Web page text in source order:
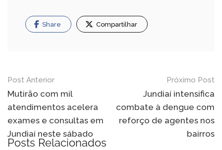
Share Compartilhar
Navegação
de
Post
Post Anterior
Mutirão com mil
atendimentos acelera
exames e consultas em
Jundiaí neste sábado
Próximo Post
Jundiaí intensifica
combate à dengue com
reforço de agentes nos
bairros
Posts Relacionados